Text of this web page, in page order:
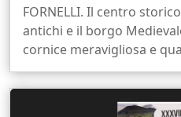
FORNELLI. Il centro
antichi e il borgo
cornice meravigliosa e